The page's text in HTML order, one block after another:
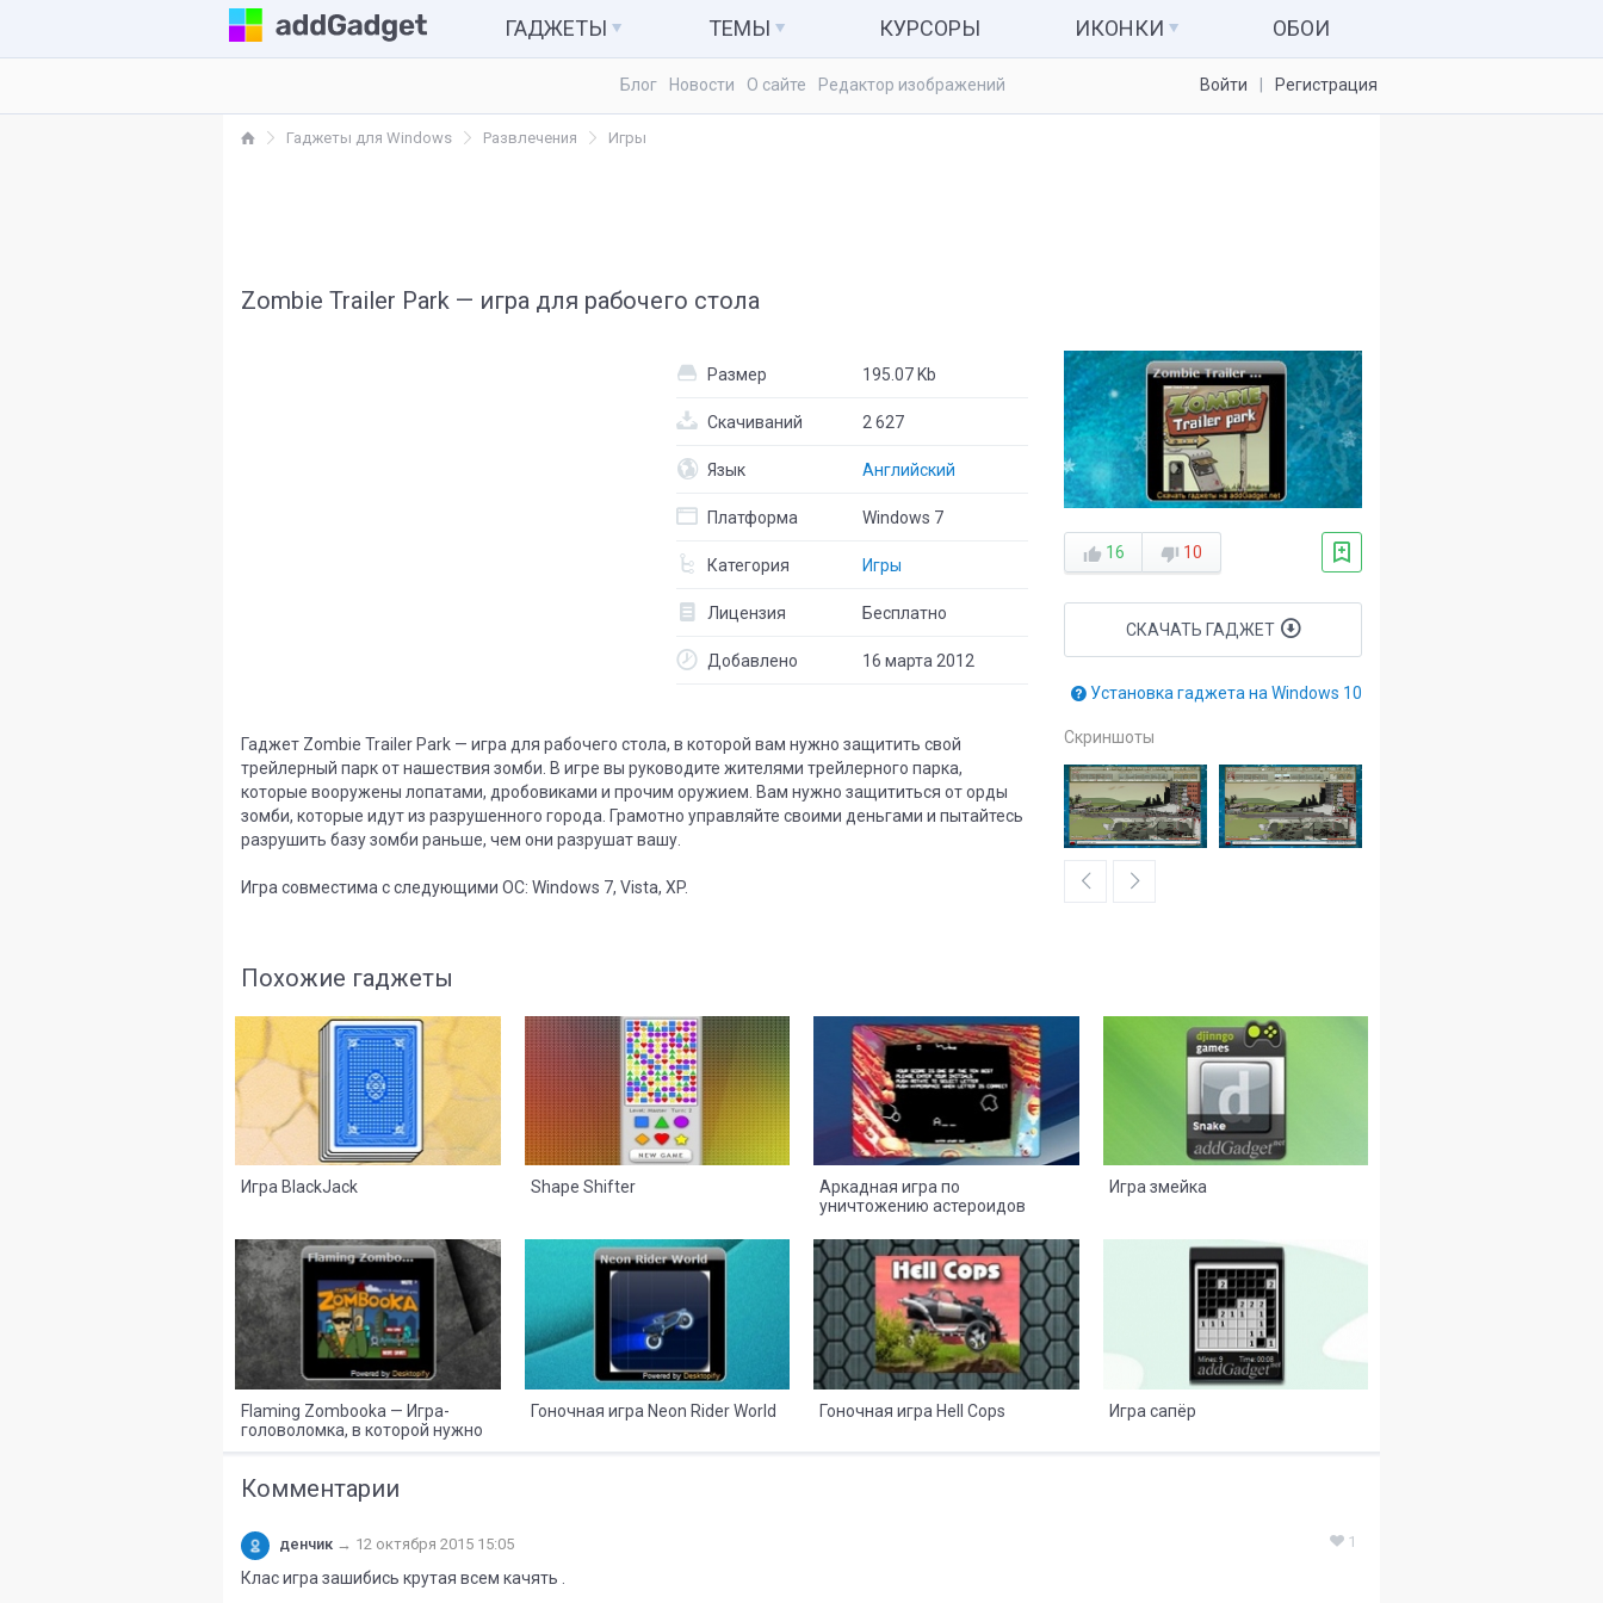
ГАДЖЕТЫ
Компьютер и система Календари
ТЕМЫ
Темы для Windows 7
КУРСОРЫ ИКОНКИ
Иконки для папок
ОБОИ
Блог Новости О сайте Редактор изображений Войти Регистрация
Гаджеты для Windows Развлечения Игры
Zombie Trailer Park — игра для рабочего стола
Размер 195.07 Kb
Скачиваний 2 627
Язык Английский
Платформа Windows 7
Категория Игры
Лицензия Бесплатно
Добавлено 16 марта 2012
Гаджет Zombie Trailer Park — игра для рабочего стола, в которой вам нужно защитить свой
трейлерный парк от нашествия зомби. В игре вы руководите жителями трейлерного парка,
которые вооружены лопатами, дробовиками и прочим оружием. Вам нужно защититься от орды
зомби, которые идут из разрушенного города. Грамотно управляйте своими деньгами и пытайтесь
разрушить базу зомби раньше, чем они разрушат вашу.
Игра совместима с следующими ОС: Windows 7, Vista, XP.
16 10
СКАЧАТЬ ГАДЖЕТ
Установка гаджета на Windows 10
Скриншоты
Похожие гаджеты
Игра BlackJack
8 2
Shape Shifter
8
Аркадная игра по
уничтожению астероидов
Игра змейка
8 2
Flaming Zombooka — Игра-
головоломка, в которой нужно
8
Гоночная игра Neon Rider World
8 2
Гоночная игра Hell Cops
2
Игра сапёр
Комментарии
денчик → 12 октября 2015 15:05 1
Клас игра зашибись крутая всем качять .